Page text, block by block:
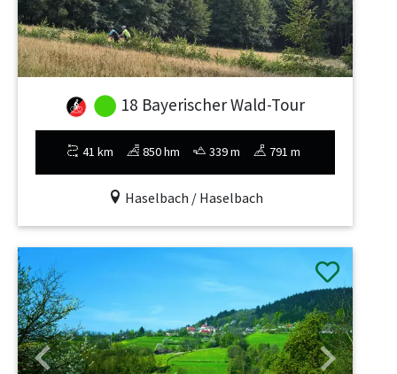
18 Bayerischer Wald-Tour
41 km 850 hm 339 m 791 m
Haselbach / Haselbach
Previous Next